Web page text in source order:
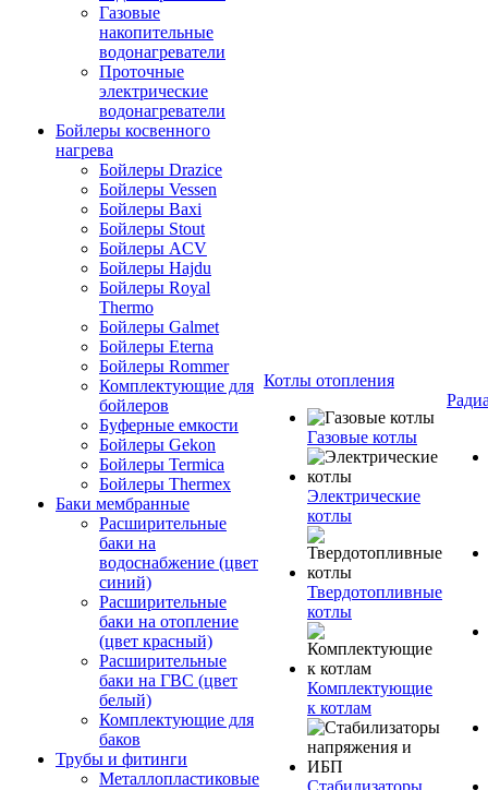
Газовые
накопительные
водонагреватели
Проточные
электрические
водонагреватели
Бойлеры косвенного
нагрева
Бойлеры Drazice
Бойлеры Vessen
Бойлеры Baxi
Бойлеры Stout
Бойлеры ACV
Бойлеры Hajdu
Бойлеры Royal
Thermo
Бойлеры Galmet
Бойлеры Eterna
Бойлеры Rommer
Комплектующие для
бойлеров
Буферные емкости
Бойлеры Gekon
Бойлеры Termica
Бойлеры Thermex
Баки мембранные
Расширительные
баки на
водоснабжение (цвет
синий)
Расширительные
баки на отопление
(цвет красный)
Расширительные
баки на ГВС (цвет
белый)
Комплектующие для
баков
Трубы и фитинги
Металлопластиковые
Котлы отопления
Газовые котлы
Электрические
котлы
Твердотопливные
котлы
Комплектующие
к котлам
Стабилизаторы